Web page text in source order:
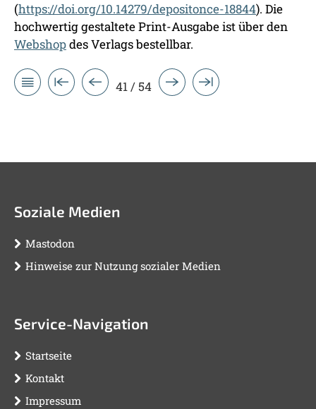
(https://doi.org/10.14279/depositonce-18844). Die
hochwertig gestaltete Print-Ausgabe ist über den
Webshopdes Verlags bestellbar.
41 / 54
Soziale Medien
Mastodon
Hinweise zur Nutzung sozialer Medien
Service-Navigation
Startseite
Kontakt
Impressum